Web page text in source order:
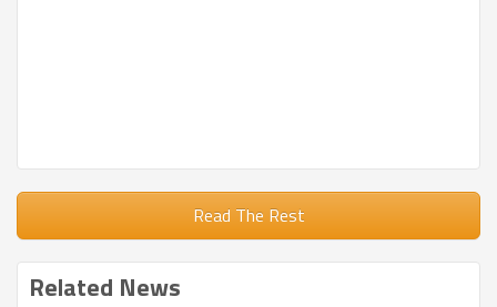
Read The Rest
Related News